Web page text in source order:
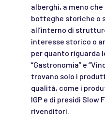
alberghi, a meno
botteghe storiche o
all’interno di
interesse storico o
per quanto riguarda
“Gastronomia” e
trovano solo i
qualità, come i
IGP e di presidi Slow
rivenditori.